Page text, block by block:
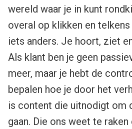
wereld waar je in kunt
overal op klikken en
iets anders. Je hoort, ziet
Als klant ben je geen
meer, maar je hebt de
bepalen hoe je door het
is content die uitnodigt om
gaan. Die ons weet te